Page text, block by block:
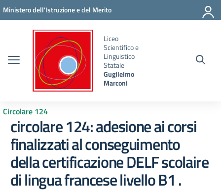
Vai ai contenuti
Vai al menu di navigazione
Vai al footer
Ministero dell'Istruzione e del Merito
Liceo
Scientifico e
Linguistico
Statale
Guglielmo
Marconi
Circolare 124
circolare 124: adesione ai corsi
finalizzati al conseguimento
della certificazione DELF scolaire
di lingua francese livello B1 .